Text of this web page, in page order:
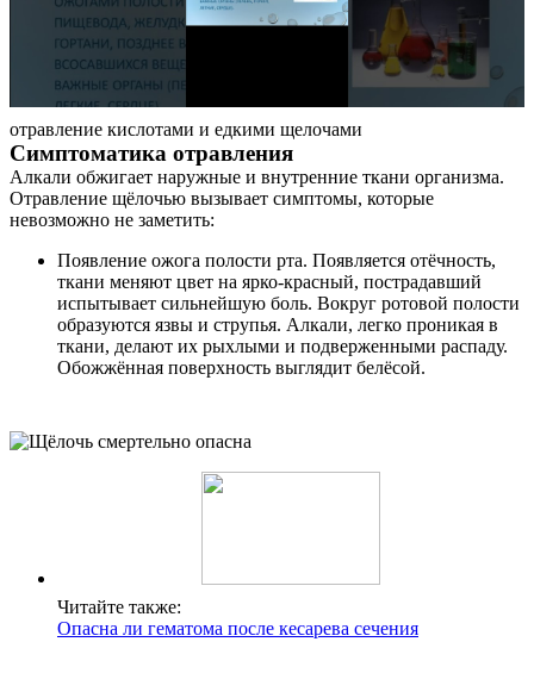
Акции
Отзывы
Статьи
Контакты
отравление кислотами и едкими щелочами
Симптоматика отравления
Алкали обжигает наружные и внутренние ткани организма.
Отравление щёлочью вызывает симптомы, которые
невозможно не заметить:
Появление ожога полости рта. Появляется отёчность,
ткани меняют цвет на ярко-красный, пострадавший
испытывает сильнейшую боль. Вокруг ротовой полости
образуются язвы и струпья. Алкали, легко проникая в
ткани, делают их рыхлыми и подверженными распаду.
Обожжённая поверхность выглядит белёсой.
Читайте также:
Опасна ли гематома после кесарева сечения